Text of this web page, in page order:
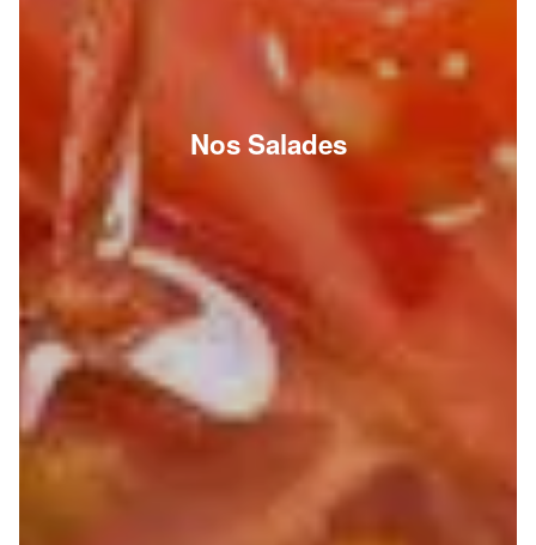
Nos Salades